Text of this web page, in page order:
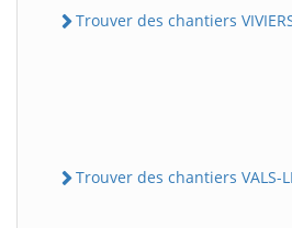
Trouver des chantiers
Trouver des chantiers VALS-